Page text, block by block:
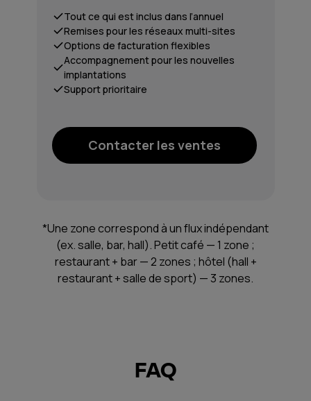
*Une zone correspond à un flux indépendant
(ex. salle, bar, hall). Petit café — 1 zone ;
restaurant + bar — 2 zones ; hôtel (hall +
restaurant + salle de sport) — 3 zones.
Contacter les ventes
Tout ce qui est inclus dans l’annuel
Remises pour les réseaux multi-sites
Options de facturation flexibles
Accompagnement pour les nouvelles
implantations
Support prioritaire
FAQ